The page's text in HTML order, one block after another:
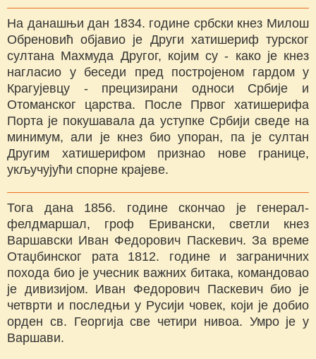
На данашњи дан 1834. године србски кнез Милош
Обреновић објавио је Други хатишериф турског
султана Махмуда Другог, којим су - како је кнез
нагласио у беседи пред постројеном гардом у
Крагујевцу - прецизирани односи Србије и
Отоманског царства. После Првог хатишерифа
Порта је покушавала да уступке Србији сведе на
минимум, али је кнез био упоран, па је султан
Другим хатишерифом признао нове границе,
укључујући спорне крајеве.
Тога дана 1856. године скончао је генерал-
фелдмаршал, гроф Еривански, светли кнез
Варшавски Иван Федорович Паскевич. За време
Отаџбинског рата 1812. године и заграничних
похода био је учесник важних битака, командовао
је дивизијом. Иван Федорович Паскевич био је
четврти и последњи у Русији човек, који је добио
орден св. Георгија све четири нивоа. Умро је у
Варшави.